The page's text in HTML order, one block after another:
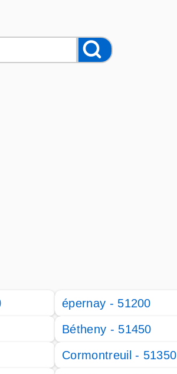
épernay - 51200
Bétheny - 51450
Cormontreuil - 51350